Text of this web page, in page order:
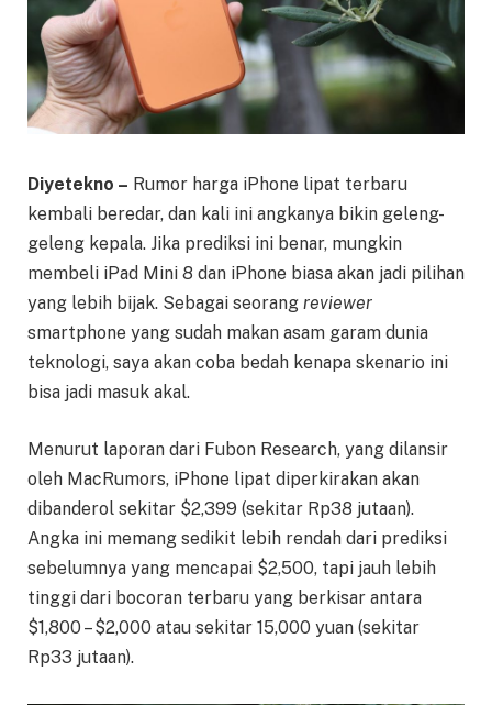
Diyetekno – Rumor harga iPhone lipat terbaru
kembali beredar, dan kali ini angkanya bikin geleng-
geleng kepala. Jika prediksi ini benar, mungkin
membeli iPad Mini 8 dan iPhone biasa akan jadi pilihan
yang lebih bijak. Sebagai seorang reviewer
smartphone yang sudah makan asam garam dunia
teknologi, saya akan coba bedah kenapa skenario ini
bisa jadi masuk akal.
Menurut laporan dari Fubon Research, yang dilansir
oleh MacRumors, iPhone lipat diperkirakan akan
dibanderol sekitar $2,399 (sekitar Rp38 jutaan).
Angka ini memang sedikit lebih rendah dari prediksi
sebelumnya yang mencapai $2,500, tapi jauh lebih
tinggi dari bocoran terbaru yang berkisar antara
$1,800 – $2,000 atau sekitar 15,000 yuan (sekitar
Rp33 jutaan).